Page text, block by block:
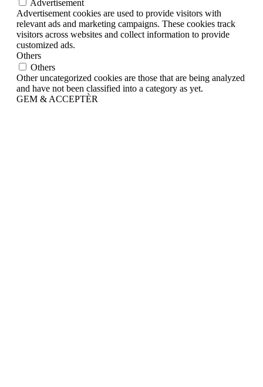
Advertisement
Advertisement cookies are used to provide visitors with
relevant ads and marketing campaigns. These cookies track
visitors across websites and collect information to provide
customized ads.
Others
Others
Other uncategorized cookies are those that are being analyzed
and have not been classified into a category as yet.
GEM & ACCEPTÈR